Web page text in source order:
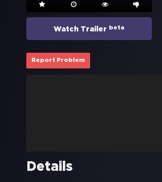
Watch Trailer beta
Report Problem
Details